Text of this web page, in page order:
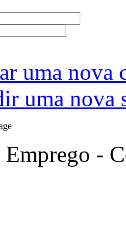
uma nova
uma nova
Emprego -